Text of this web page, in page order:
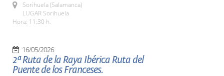
Sorihuela (Salamanca)
LUGAR Sorihuela
Hora: 11:30 h.
16/05/2026
2ª Ruta de la Raya Ibérica Ruta del
Puente de los Franceses.